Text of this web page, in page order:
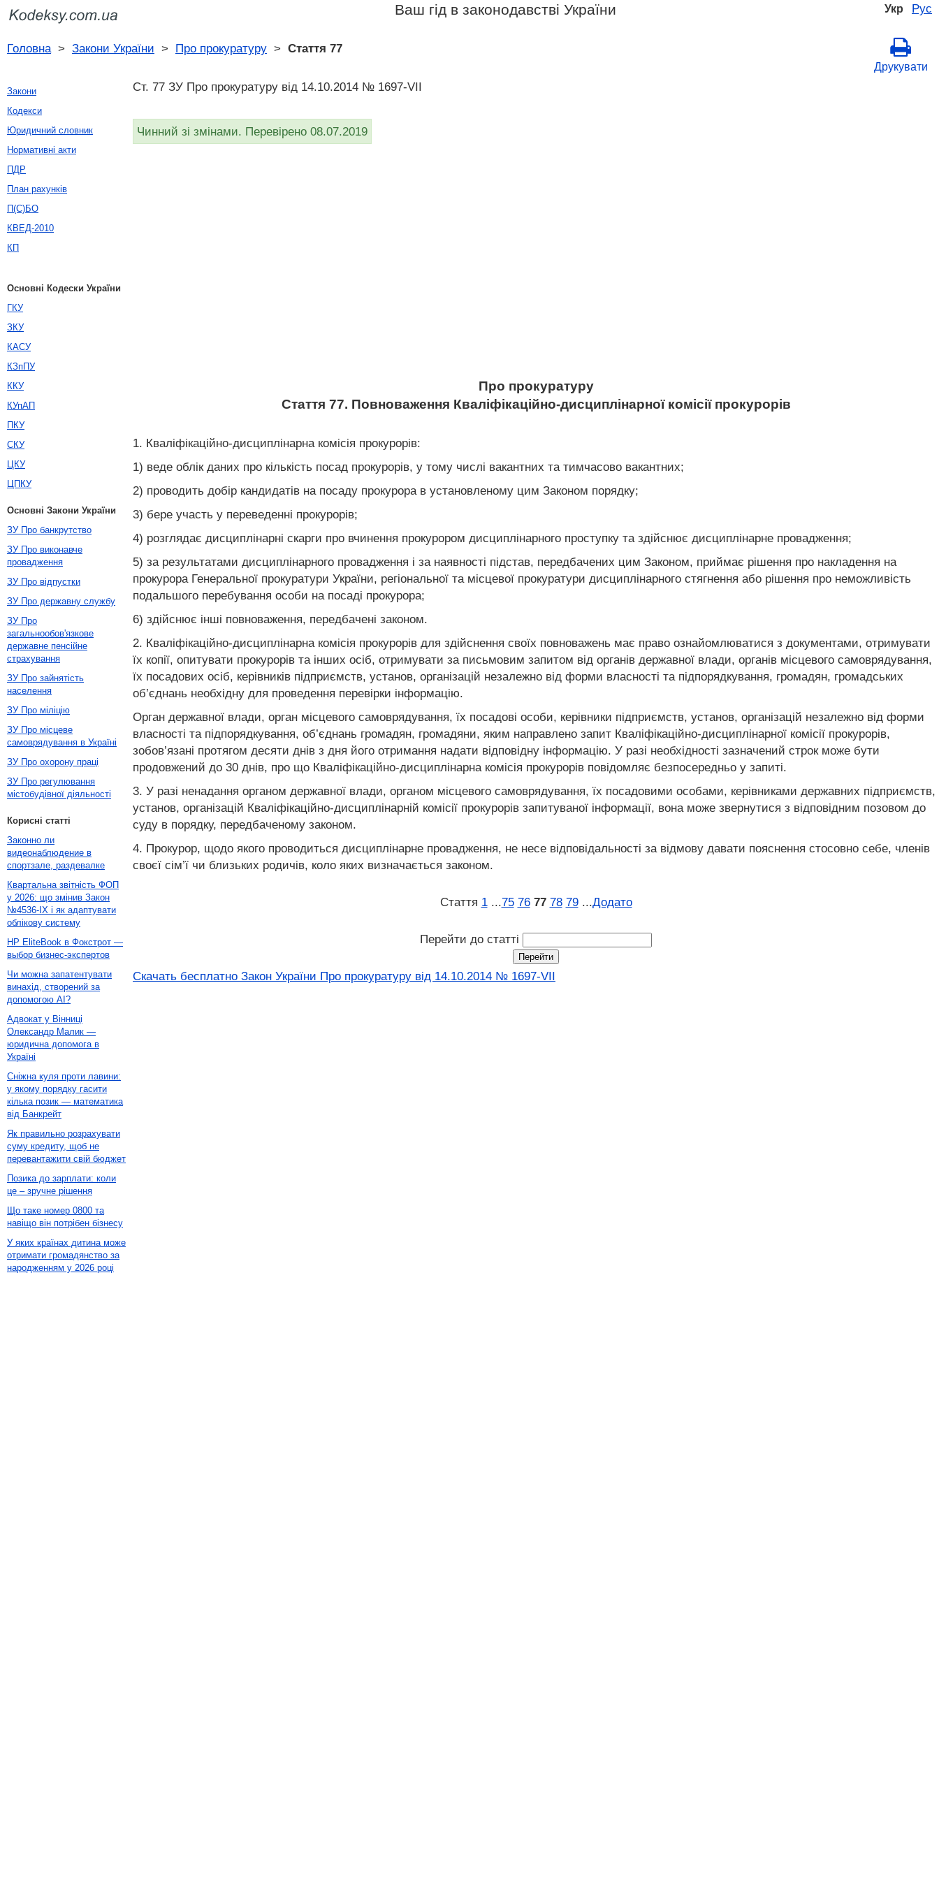
Укр Рус
Ваш гід в законодавстві України
Головна> Закони України > Про прокуратуру > Стаття 77
Друкувати
Ст. 77 ЗУ Про прокуратуру від 14.10.2014 № 1697-VII
Чинний зі змінами. Перевірено 08.07.2019
Про прокуратуру
Стаття 77. Повноваження Кваліфікаційно-дисциплінарної комісії прокурорів
1. Кваліфікаційно-дисциплінарна комісія прокурорів:
1) веде облік даних про кількість посад прокурорів, у тому числі вакантних та тимчасово вакантних;
2) проводить добір кандидатів на посаду прокурора в установленому цим Законом порядку;
3) бере участь у переведенні прокурорів;
4) розглядає дисциплінарні скарги про вчинення прокурором дисциплінарного проступку та здійснює дисциплінарне провадження;
5) за результатами дисциплінарного провадження і за наявності підстав, передбачених цим Законом, приймає рішення про накладення на
прокурора Генеральної прокуратури України, регіональної та місцевої прокуратури дисциплінарного стягнення або рішення про неможливість
подальшого перебування особи на посаді прокурора;
6) здійснює інші повноваження, передбачені законом.
2. Кваліфікаційно-дисциплінарна комісія прокурорів для здійснення своїх повноважень має право ознайомлюватися з документами, отримувати
їх копії, опитувати прокурорів та інших осіб, отримувати за письмовим запитом від органів державної влади, органів місцевого самоврядування,
їх посадових осіб, керівників підприємств, установ, організацій незалежно від форми власності та підпорядкування, громадян, громадських
об’єднань необхідну для проведення перевірки інформацію.
Орган державної влади, орган місцевого самоврядування, їх посадові особи, керівники підприємств, установ, організацій незалежно від форми
власності та підпорядкування, об’єднань громадян, громадяни, яким направлено запит Кваліфікаційно-дисциплінарної комісії прокурорів,
зобов’язані протягом десяти днів з дня його отримання надати відповідну інформацію. У разі необхідності зазначений строк може бути
продовжений до 30 днів, про що Кваліфікаційно-дисциплінарна комісія прокурорів повідомляє безпосередньо у запиті.
3. У разі ненадання органом державної влади, органом місцевого самоврядування, їх посадовими особами, керівниками державних підприємств,
установ, організацій Кваліфікаційно-дисциплінарній комісії прокурорів запитуваної інформації, вона може звернутися з відповідним позовом до
суду в порядку, передбаченому законом.
4. Прокурор, щодо якого проводиться дисциплінарне провадження, не несе відповідальності за відмову давати пояснення стосовно себе, членів
своєї сім’ї чи близьких родичів, коло яких визначається законом.
Стаття 1 ...75 76 77 78 79 ...Додато
Перейти до статті
Скачать бесплатно Закон України Про прокуратуру від 14.10.2014 № 1697-VII
Закони
Кодекси
Юридичний словник
Нормативні акти
ПДР
План рахунків
П(С)БО
КВЕД-2010
КП
Основні Кодески України
ГКУ
ЗКУ
КАСУ
КЗпПУ
ККУ
КУпАП
ПКУ
СКУ
ЦКУ
ЦПКУ
Основні Закони України
ЗУ Про банкрутство
ЗУ Про виконавче
провадження
ЗУ Про відпустки
ЗУ Про державну службу
ЗУ Про
загальнообов'язкове
державне пенсійне
страхування
ЗУ Про зайнятість
населення
ЗУ Про міліцію
ЗУ Про місцеве
самоврядування в Україні
ЗУ Про охорону праці
ЗУ Про регулювання
містобудівної діяльності
Корисні статті
Законно ли
видеонаблюдение в
спортзале, раздевалке
Квартальна звітність ФОП
у 2026: що змінив Закон
№4536-IX і як адаптувати
облікову систему
HP EliteBook в Фокстрот —
выбор бизнес-экспертов
Чи можна запатентувати
винахід, створений за
допомогою AI?
Адвокат у Вінниці
Олександр Малик —
юридична допомога в
Україні
Сніжна куля проти лавини:
у якому порядку гасити
кілька позик — математика
від Банкрейт
Як правильно розрахувати
суму кредиту, щоб не
перевантажити свій бюджет
Позика до зарплати: коли
це – зручне рішення
Що таке номер 0800 та
навіщо він потрібен бізнесу
У яких країнах дитина може
отримати громадянство за
народженням у 2026 році